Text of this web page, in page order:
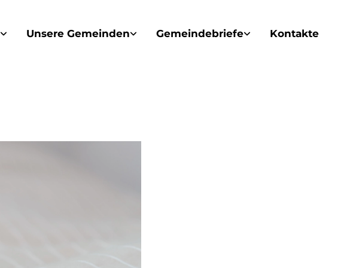
Unsere Gemeinden Gemeindebriefe Kontakte